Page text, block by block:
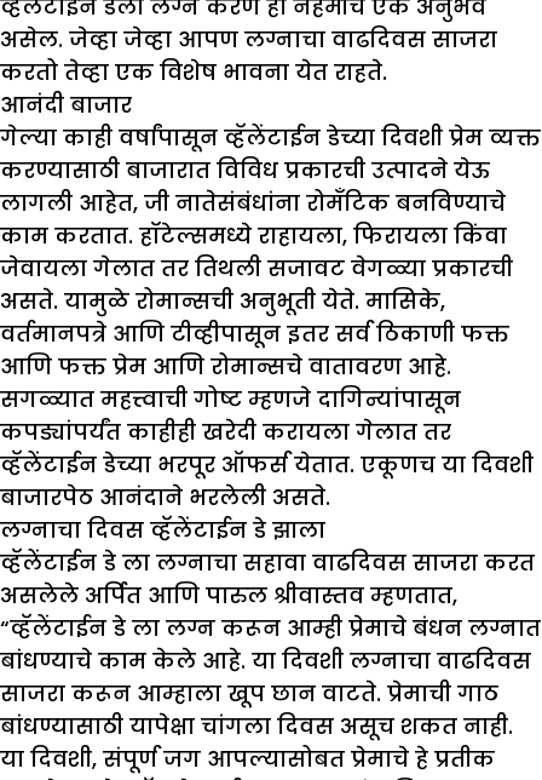
व्हॅलेंटाईन डेला लग्न करणे हा नेहमीच एक अनुभव
असेल. जेव्हा जेव्हा आपण लग्नाचा वाढदिवस साजरा
करतो तेव्हा एक विशेष भावना येत राहते.
आनंदी बाजार
गेल्या काही वर्षांपासून व्हॅलेंटाईन डेच्या दिवशी प्रेम व्यक्त
करण्यासाठी बाजारात विविध प्रकारची उत्पादने येऊ
लागली आहेत, जी नातेसंबंधांना रोमँटिक बनविण्याचे
काम करतात. हॉटेल्समध्ये राहायला, फिरायला किंवा
जेवायला गेलात तर तिथली सजावट वेगळ्या प्रकारची
असते. यामुळे रोमान्सची अनुभूती येते. मासिके,
वर्तमानपत्रे आणि टीव्हीपासून इतर सर्व ठिकाणी फक्त
आणि फक्त प्रेम आणि रोमान्सचे वातावरण आहे.
सगळ्यात महत्त्वाची गोष्ट म्हणजे दागिन्यांपासून
कपड्यांपर्यंत काहीही खरेदी करायला गेलात तर
व्हॅलेंटाईन डेच्या भरपूर ऑफर्स येतात. एकूणच या दिवशी
बाजारपेठ आनंदाने भरलेली असते.
लग्नाचा दिवस व्हॅलेंटाईन डे झाला
व्हॅलेंटाईन डे ला लग्नाचा सहावा वाढदिवस साजरा करत
असलेले अर्पित आणि पारुल श्रीवास्तव म्हणतात,
“व्हॅलेंटाईन डे ला लग्न करून आम्ही प्रेमाचे बंधन लग्नात
बांधण्याचे काम केले आहे. या दिवशी लग्नाचा वाढदिवस
साजरा करून आम्हाला खूप छान वाटते. प्रेमाची गाठ
बांधण्यासाठी यापेक्षा चांगला दिवस असूच शकत नाही.
या दिवशी, संपूर्ण जग आपल्यासोबत प्रेमाचे हे प्रतीक